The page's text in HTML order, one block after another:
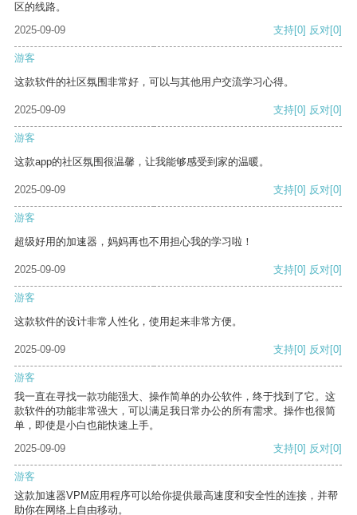
区的线路。
2025-09-09
支持[0] 反对[0]
游客
这款软件的社区氛围非常好，可以与其他用户交流学习心得。
2025-09-09 支持[0] 反对[0]
游客
这款app的社区氛围很温馨，让我能够感受到家的温暖。
2025-09-09 支持[0] 反对[0]
游客
超级好用的加速器，妈妈再也不用担心我的学习啦！
2025-09-09 支持[0] 反对[0]
游客
这款软件的设计非常人性化，使用起来非常方便。
2025-09-09 支持[0] 反对[0]
游客
我一直在寻找一款功能强大、操作简单的办公软件，终于找到了它。这
款软件的功能非常强大，可以满足我日常办公的所有需求。操作也很简
单，即使是小白也能快速上手。
2025-09-09
支持[0] 反对[0]
游客
这款加速器VPM应用程序可以给你提供最高速度和安全性的连接，并帮
助你在网络上自由移动。